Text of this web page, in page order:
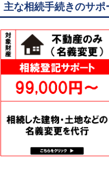
主な相続手続きのサポ